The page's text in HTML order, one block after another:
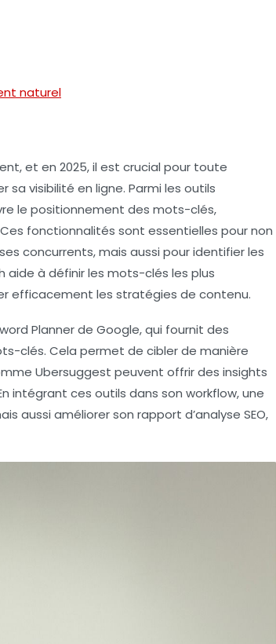
naturel
et en 2025, il est crucial pour toute
sa visibilité en ligne. Parmi les outils
le positionnement des mots-clés,
fonctionnalités sont essentielles pour non
concurrents, mais aussi pour identifier les
aide à définir les mots-clés les plus
efficacement les stratégies de contenu.
Plannerde Google, qui fournit des
clés. Cela permet de cibler de manière
Ubersuggest peuvent offrir des insights
intégrant ces outils dans son workflow, une
aussi améliorer son rapport d’analyse SEO,